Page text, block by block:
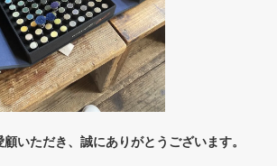
いただき、誠にありがとうございます。